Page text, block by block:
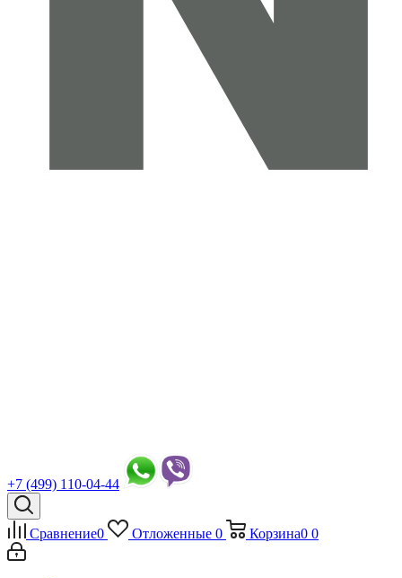
+7 (499) 110-04-44
Сравнение0 Отложенные 0 Корзина0 0